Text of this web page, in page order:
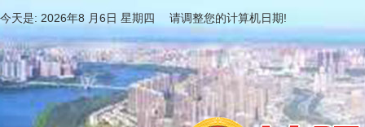
今天是: 2026年8 月6日 星期四 请调整您的计算机日期!